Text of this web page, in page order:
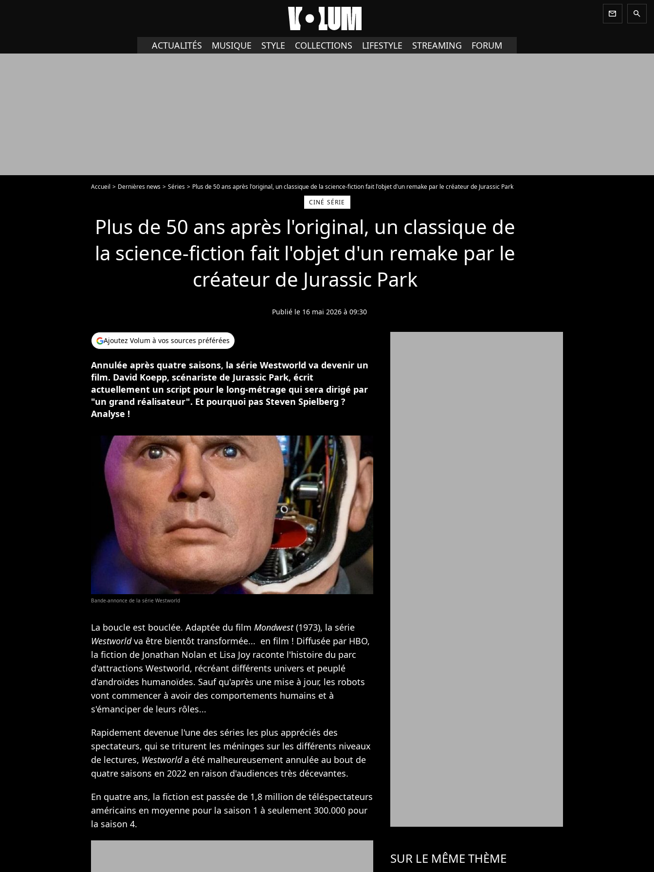
newsletter search
ACTUALITÉS MUSIQUE STYLE COLLECTIONS LIFESTYLE STREAMING FORUM
Accueil Dernières news Séries
Plus de 50 ans après l'original, un classique de la science-fiction fait l'objet d'un remake par le créateur de Jurassic Park
CINÉ SÉRIE
Plus de 50 ans après l'original, un classique de
la science-fiction fait l'objet d'un remake par le
créateur de Jurassic Park
Publié le 16 mai 2026 à 09:30
Ajoutez Volum à vos sources préférées
Annulée après quatre saisons, la série Westworld va devenir un
film. David Koepp, scénariste de Jurassic Park, écrit
actuellement un script pour le long-métrage qui sera dirigé par
"un grand réalisateur". Et pourquoi pas Steven Spielberg ?
Analyse !
Bande-annonce de la série Westworld
La boucle est bouclée. Adaptée du film Mondwest(1973), la série
Westworldva être bientôt transformée... en film ! Diffusée par HBO,
la fiction de Jonathan Nolan et Lisa Joy raconte l'histoire du parc
d'attractions Westworld, récréant différents univers et peuplé
d'androïdes humanoïdes. Sauf qu'après une mise à jour, les robots
vont commencer à avoir des comportements humains et à
s'émanciper de leurs rôles...
Rapidement devenue l'une des séries les plus appréciés des
spectateurs, qui se triturent les méninges sur les différents niveaux
de lectures, Westworlda été malheureusement annulée au bout de
quatre saisons en 2022 en raison d'audiences très décevantes.
En quatre ans, la fiction est passée de 1,8 million de téléspectateurs
américains en moyenne pour la saison 1 à seulement 300.000 pour
la saison 4.
SUR LE MÊME THÈME